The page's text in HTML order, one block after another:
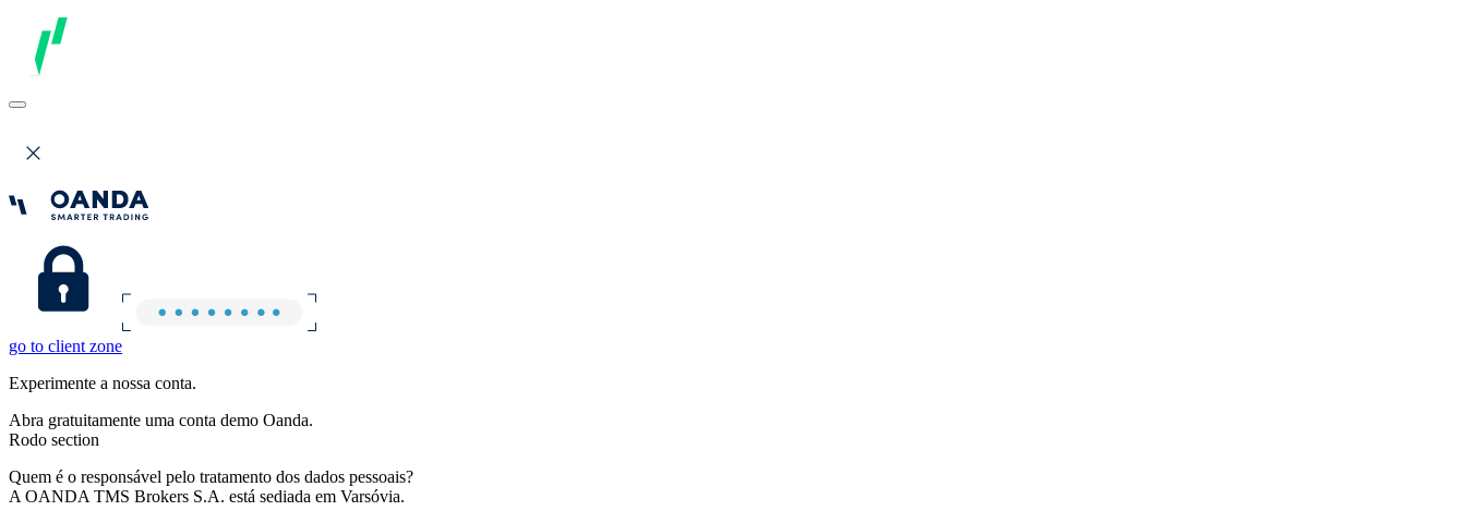
go to client zone
Experimente a nossa conta.
Abra gratuitamente uma conta demo Oanda.
Rodo section
Quem é o responsável pelo tratamento dos dados pessoais?
A OANDA TMS Brokers S.A. está sediada em Varsóvia.